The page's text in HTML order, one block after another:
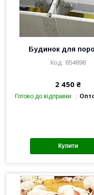
Будинок для
654898
2 450 ₴
Готово до відправки
Купити